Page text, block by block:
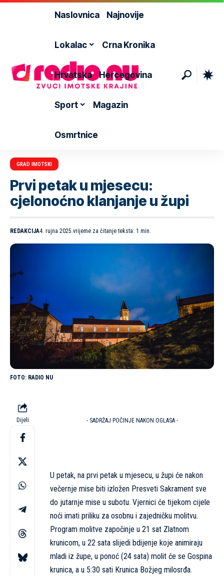
Naslovnica Najnovije
Lokalac Crna Kronika
Hrvatska Hercegovina
Sport Magazin
Osmrtnice
GRAD IMOTSKI
Prvi petak u mjesecu:
cjelonoćno klanjanje u župi
REDAKCIJA4. rujna 2025.vrijeme za čitanje teksta: 1 min.
RADIO NU
Dijeli - SADRŽAJ POČINJE NAKON OGLASA -
U petak, na prvi petak u mjesecu, u župi će nakon
večernje mise biti izložen Presveti Sakrament sve
do jutarnje mise u subotu. Vjernici će tijekom cijele
noći imati priliku za osobnu i zajedničku molitvu.
Program molitve započinje u 21 sat Zlatnom
krunicom, u 22 sata slijedi bdijenje koje animiraju
mladi iz župe, u ponoć (24 sata) molit će se Gospina
krunica, a u 5:30 sati Krunica Božjeg milosrđa.